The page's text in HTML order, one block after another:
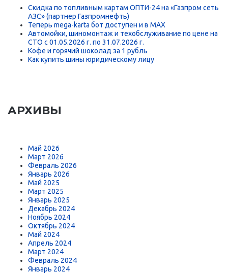
Скидка по топливным картам ОПТИ-24 на «Газпром сеть
АЗС» (партнер Газпромнефть)
Теперь mega-karta бот доступен и в MAX
Автомойки, шиномонтаж и техобслуживание по цене на
СТО с 01.05.2026 г. по 31.07.2026 г.
Кофе и горячий шоколад за 1 рубль
Как купить шины юридическому лицу
АРХИВЫ
Май 2026
Март 2026
Февраль 2026
Январь 2026
Май 2025
Март 2025
Январь 2025
Декабрь 2024
Ноябрь 2024
Октябрь 2024
Май 2024
Апрель 2024
Март 2024
Февраль 2024
Январь 2024